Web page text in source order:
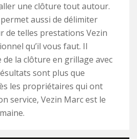
une clôture tout autour.
aussi de délimiter
de telles prestations Vezin
qu’il vous faut. Il
de la clôture en grillage avec
sont plus que
les propriétaires qui ont
service, Vezin Marc est le